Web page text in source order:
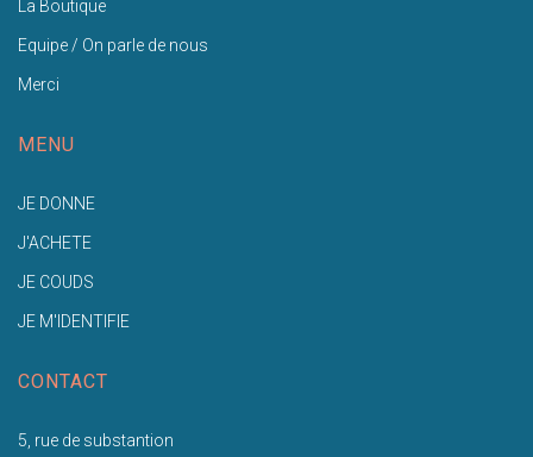
La Boutique
Equipe / On parle de nous
Merci
MENU
JE DONNE
J'ACHETE
JE COUDS
JE M'IDENTIFIE
CONTACT
5, rue de substantion